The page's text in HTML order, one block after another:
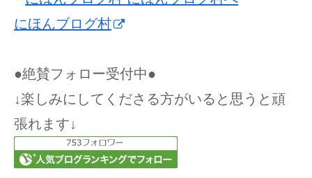
にほんブログ村
●絶賛フォロー受付中●
↓楽しみにしてくださる方がいると思うと頑
張れます↓